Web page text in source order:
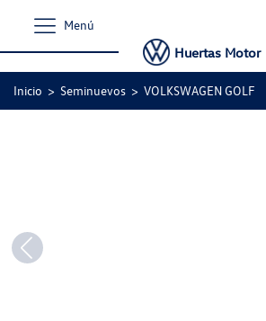
Menú
Huertas Motor
Inicio > Seminuevos > VOLKSWAGEN GOLF